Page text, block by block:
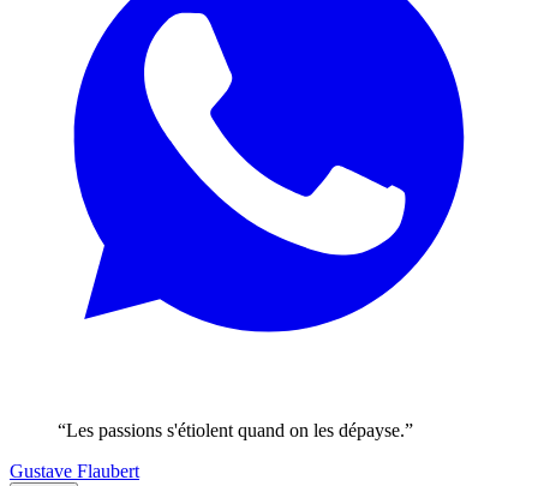
“Les passions s'étiolent quand on les dépayse.”
Gustave Flaubert